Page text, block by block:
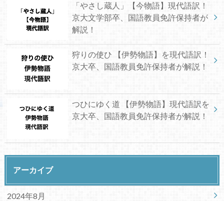
「やさし蔵人」【今物語】現代語訳！
京大文学部卒、国語教員免許保持者が
解説！
狩りの使ひ 【伊勢物語】を現代語訳！
京大卒、国語教員免許保持者が解説！
つひにゆく道 【伊勢物語】現代語訳を
京大卒、国語教員免許保持者が解説！
アーカイブ
2024年8月